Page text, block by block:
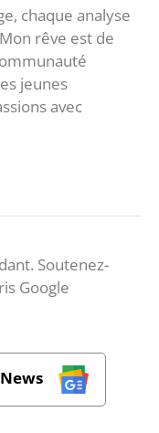
chaque analyse
rêve est de
jeunes
avec
Soutenez-
Google